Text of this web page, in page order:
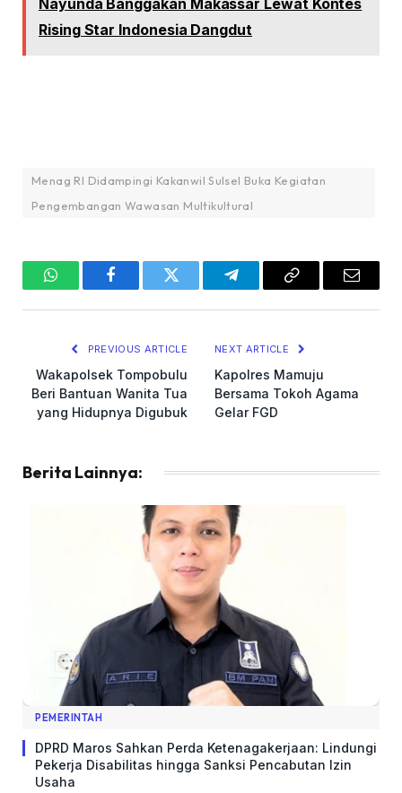
Nayunda Banggakan Makassar Lewat Kontes
Rising Star Indonesia Dangdut
Menag RI Didampingi Kakanwil Sulsel Buka Kegiatan
Pengembangan Wawasan Multikultural
WhatsAppFacebookTwitter TelegramCopy
Email
PREVIOUS ARTICLE
Wakapolsek Tompobulu
Beri Bantuan Wanita Tua
yang Hidupnya Digubuk
NEXT ARTICLE
Kapolres Mamuju
Bersama Tokoh Agama
Gelar FGD
Berita Lainnya:
PEMERINTAH
DPRD Maros Sahkan Perda Ketenagakerjaan: Lindungi
Pekerja Disabilitas hingga Sanksi Pencabutan Izin
Usaha